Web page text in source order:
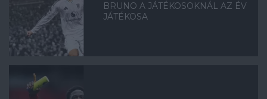
BRUNO A JÁTÉKOSOKNÁL AZ ÉV
JÁTÉKOSA